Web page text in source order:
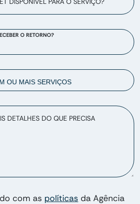
O RETORNO?
DETALHES DO QUE PRECISA
com as políticas da Agência